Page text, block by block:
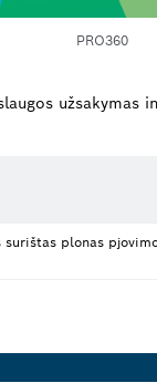
PRO360
užsakymas
plonas